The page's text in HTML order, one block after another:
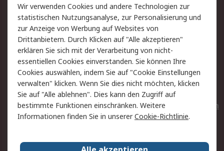
Rücksendungen
Kontakt
Hilfe
Privatkunden
Rechtliches
AGB
Datenschutz
Cookie-Richtlinie
Zahlungsbedingungen
Copyright/Impressum
Entsorgung
Elektrogeräte/Batterien
Wir verwenden Cookies und andere Technologien zur
statistischen Nutzungsanalyse, zur Personalisierung und
zur Anzeige von Werbung auf Websites von
Drittanbietern. Durch Klicken auf "Alle akzeptieren"
erklären Sie sich mit der Verarbeitung von nicht-
essentiellen Cookies einverstanden. Sie können Ihre
Cookies auswählen, indem Sie auf "Cookie Einstellungen
verwalten" klicken. Wenn Sie dies nicht möchten, klicken
Sie auf "Alle ablehnen". Dies kann den Zugriff auf
bestimmte Funktionen einschränken. Weitere
Informationen finden Sie in unsererCookie-Richtlinie.